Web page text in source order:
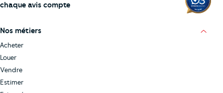
chaque avis compte
Nos métiers
Acheter
Louer
Vendre
Estimer